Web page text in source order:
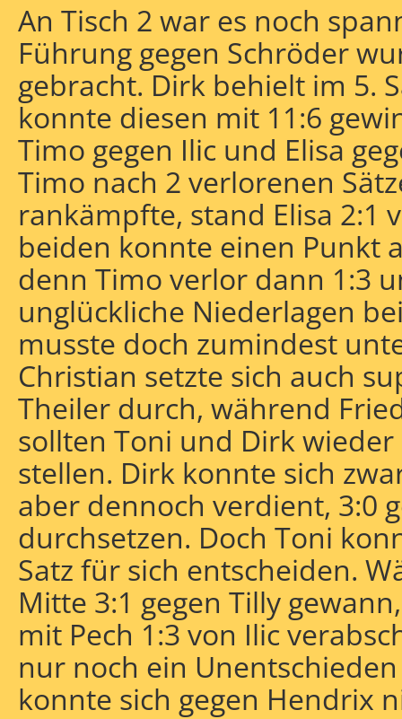
An Tisch 2 war es noch
Führung gegen Schröder
gebracht. Dirk behielt im 5.
konnte diesen mit 11:6
Timo gegen Ilic und Elisa
Timo nach 2 verlorenen
rankämpfte, stand Elisa 2:1
beiden konnte einen Punkt
denn Timo verlor dann 1:3
unglückliche Niederlagen
musste doch zumindest
Christian setzte sich auch
Theiler durch, während
sollten Toni und Dirk
stellen. Dirk konnte sich
aber dennoch verdient, 3:0
durchsetzen. Doch Toni
Satz für sich entscheiden.
Mitte 3:1 gegen Tilly
mit Pech 1:3 von Ilic
nur noch ein
konnte sich gegen Hendrix